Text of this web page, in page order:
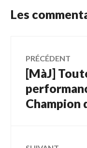
Les
de
l’article
PRÉCÉDENT
Article
précédent :
[MàJ]
Champion